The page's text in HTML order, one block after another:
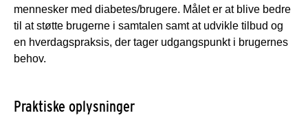
mennesker med diabetes/brugere. Målet er at blive bedre
til at støtte brugerne i samtalen samt at udvikle tilbud og
en hverdagspraksis, der tager udgangspunkt i brugernes
behov.
Praktiske oplysninger